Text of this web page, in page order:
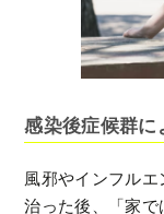
感染後症候群に
風邪やインフル
治った後、「家で